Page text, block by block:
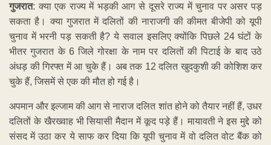
गुजरात: क्या एक राज्य में भड़की आग से दूसरे राज्य में चुनाव पर असर पड़
सकता है। क्या गुजरात में दलितों की नाराजगी की कीमत बीजेपी को यूपी
चुनाव में भरनी पड़ सकती है? ये सवाल इसलिए क्योंकि पिछले 24 घंटों के
भीतर गुजरात के 6 जिले गोरक्षा के नाम पर दलितों की पिटाई के बाद उठे
अंधड़ की गिरफ्त में आ चुके हैं। अब तक 12 दलित खुदकुशी की कोशिश कर
चुके हैं, जिसमें से एक की मौत हो गई है।
अपमान और इल्जाम की आग से नाराज दलित शांत होने को तैयार नहीं हैं, उधर
दलितों के खैरख्वाह भी सियासी मैदान में कूद पड़े हैं। मायावती ने इस मुद्दे को
संसद में उठा कर ये साफ कर दिया कि यूपी चुनाव में वो दलित वोट बैंक को